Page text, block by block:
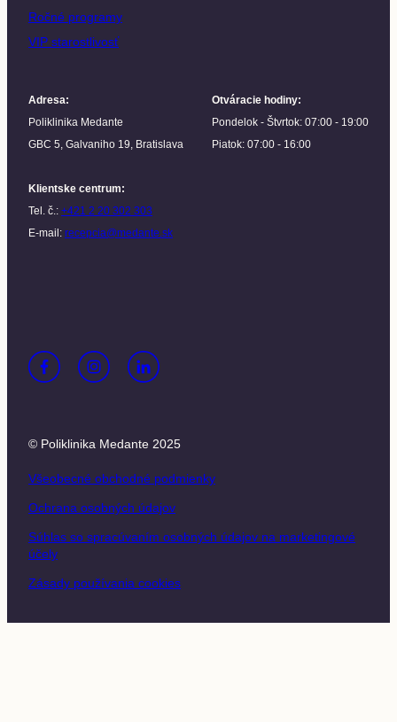
Ročné programy
VIP starostlivosť
Adresa:
Poliklinika Medante
GBC 5, Galvaniho 19, Bratislava
Otváracie hodiny:
Pondelok - Štvrtok: 07:00 - 19:00
Piatok: 07:00 - 16:00
Klientske centrum:
Tel. č.: +421 2 20 302 303
E-mail: recepcia@medante.sk
© Poliklinika Medante 2025
Všeobecné obchodné podmienky
Ochrana osobných údajov
Súhlas so spracúvaním osobných údajov na marketingové
účely
Zásady používania cookies